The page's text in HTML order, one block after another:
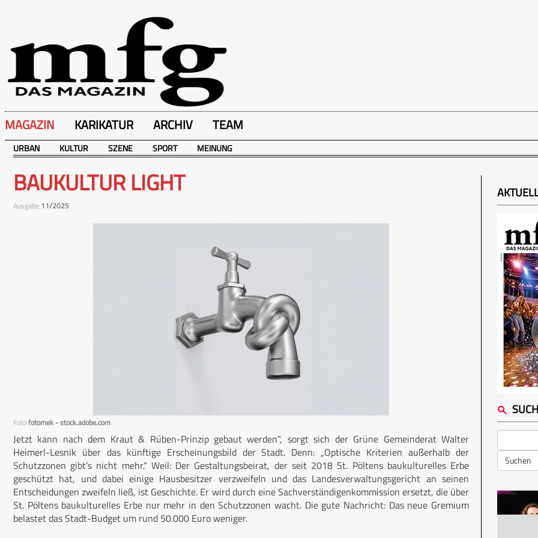
MAGAZIN KARIKATUR ARCHIV TEAM
URBAN KULTUR SZENE SPORT MEINUNG
BAUKULTUR LIGHT
Ausgabe 11/2025
Fotofotomek - stock.adobe.com
Jetzt kann nach dem Kraut & Rüben-Prinzip gebaut werden“, sorgt sich der Grüne Gemeinderat Walter
Heimerl-Lesnik über das künftige Erscheinungsbild der Stadt. Denn: „Optische Kriterien außerhalb der
Schutzzonen gibt’s nicht mehr.“ Weil: Der Gestaltungsbeirat, der seit 2018 St. Pöltens baukulturelles Erbe
geschützt hat, und dabei einige Hausbesitzer verzweifeln und das Landesverwaltungsgericht an seinen
Entscheidungen zweifeln ließ, ist Geschichte. Er wird durch eine Sachverständigenkommission ersetzt, die über
St. Pöltens baukulturelles Erbe nur mehr in den Schutzzonen wacht. Die gute Nachricht: Das neue Gremium
belastet das Stadt-Budget um rund 50.000 Euro weniger.
Suchen